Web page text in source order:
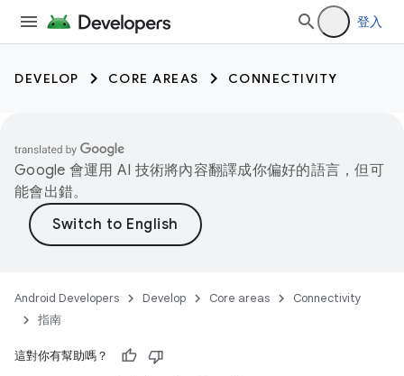
登入
DEVELOP CORE AREAS CONNECTIVITY
Google 會運用 AI 技術將內容翻譯成你偏好的語言，但可
能會出錯。
Android Developers Develop Core areas
Connectivity
指南
這對你有幫助嗎？